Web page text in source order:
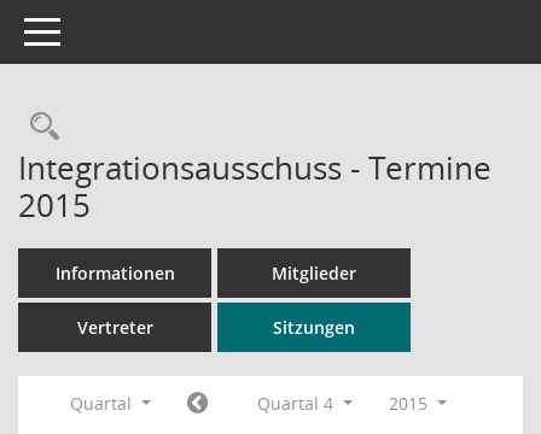
Toggle navigation
Rechercheauswahl
Integrationsausschuss - Termine
2015
Informationen Mitglieder
Vertreter Sitzungen
Quartal Quartal 4
2015